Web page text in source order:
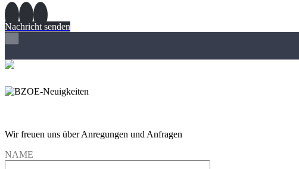
Nachricht senden
Wir freuen uns über Anregungen und Anfragen
NAME